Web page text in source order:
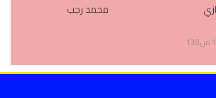
محمد رجب
1 من 138